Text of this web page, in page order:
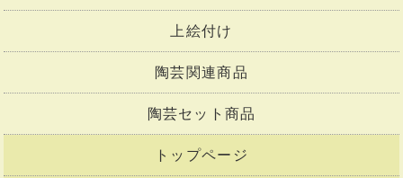
上絵付け
陶芸関連商品
陶芸セット商品
トップページ